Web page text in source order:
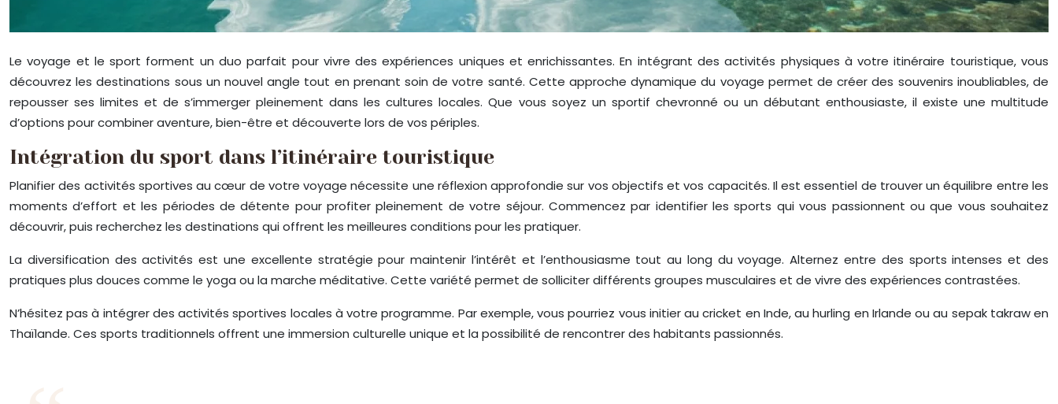
Le voyage et le sport forment un duo parfait pour vivre des expériences uniques et enrichissantes. En intégrant des activités physiques à votre itinéraire touristique, vous
découvrez les destinations sous un nouvel angle tout en prenant soin de votre santé. Cette approche dynamique du voyage permet de créer des souvenirs inoubliables, de
repousser ses limites et de s’immerger pleinement dans les cultures locales. Que vous soyez un sportif chevronné ou un débutant enthousiaste, il existe une multitude
d’options pour combiner aventure, bien-être et découverte lors de vos périples.
Intégration du sport dans l’itinéraire touristique
Planifier des activités sportives au cœur de votre voyage nécessite une réflexion approfondie sur vos objectifs et vos capacités. Il est essentiel de trouver un équilibre entre les
moments d’effort et les périodes de détente pour profiter pleinement de votre séjour. Commencez par identifier les sports qui vous passionnent ou que vous souhaitez
découvrir, puis recherchez les destinations qui offrent les meilleures conditions pour les pratiquer.
La diversification des activités est une excellente stratégie pour maintenir l’intérêt et l’enthousiasme tout au long du voyage. Alternez entre des sports intenses et des
pratiques plus douces comme le yoga ou la marche méditative. Cette variété permet de solliciter différents groupes musculaires et de vivre des expériences contrastées.
N’hésitez pas à intégrer des activités sportives locales à votre programme. Par exemple, vous pourriez vous initier au cricket en Inde, au hurling en Irlande ou au sepak takraw en
Thaïlande. Ces sports traditionnels offrent une immersion culturelle unique et la possibilité de rencontrer des habitants passionnés.